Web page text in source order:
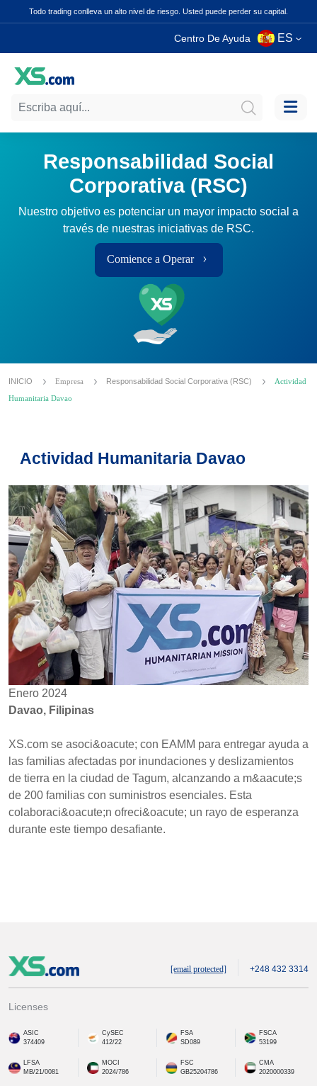
Todo trading conlleva un alto nivel de riesgo. Usted puede perder su capital.
Centro De Ayuda ES
Responsabilidad Social
Corporativa (RSC)
Nuestro objetivo es potenciar un mayor impacto social a
través de nuestras iniciativas de RSC.
Comience a Operar
INICIO Empresa Responsabilidad Social Corporativa (RSC)
Actividad
Humanitaria Davao
Actividad Humanitaria Davao
Enero 2024
Davao, Filipinas
XS.com se asoci&oacute; con EAMM para entregar ayuda a
las familias afectadas por inundaciones y deslizamientos
de tierra en la ciudad de Tagum, alcanzando a m&aacute;s
de 200 familias con suministros esenciales. Esta
colaboraci&oacute;n ofreci&oacute; un rayo de esperanza
durante este tiempo desafiante.
[email protected] +248 432 3314
Licenses
ASIC
374409
CySEC
412/22
FSA
SD089
FSCA
53199
LFSA
MB/21/0081
MOCI
2024/786
FSC
GB25204786
CMA
2020000339